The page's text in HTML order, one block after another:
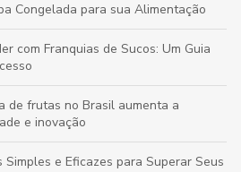
Congelada para sua Alimentação
com Franquias de Sucos: Um Guia
de frutas no Brasil aumenta a
e inovação
e Eficazes para Superar Seus